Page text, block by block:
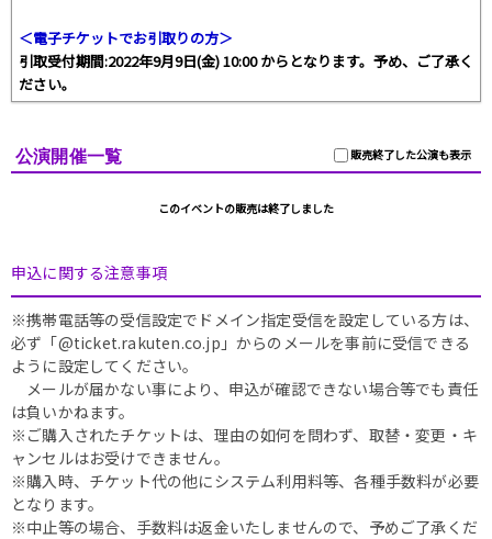
＜電子チケットでお引取りの方＞
引取受付期間:2022年9月9日(金) 10:00 からとなります。予め、ご了承く
ださい。
販売終了した公演も表示
公演開催一覧
このイベントの販売は終了しました
申込に関する注意事項
※携帯電話等の受信設定でドメイン指定受信を設定している方は、
必ず「@ticket.rakuten.co.jp」からのメールを事前に受信できる
ように設定してください。
メールが届かない事により、申込が確認できない場合等でも責任
は負いかねます。
※ご購入されたチケットは、理由の如何を問わず、取替・変更・キ
ャンセルはお受けできません。
※購入時、チケット代の他にシステム利用料等、各種手数料が必要
となります。
※中止等の場合、手数料は返金いたしませんので、予めご了承くだ